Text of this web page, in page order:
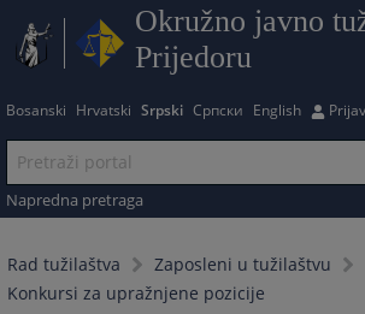
Okružno javno
Prijedoru
Bosanski Hrvatski Srpski Српски English
Napredna pretraga
Rad tužilaštva
Zaposleni u tužilaštvu
Konkursi za upražnjene pozicije